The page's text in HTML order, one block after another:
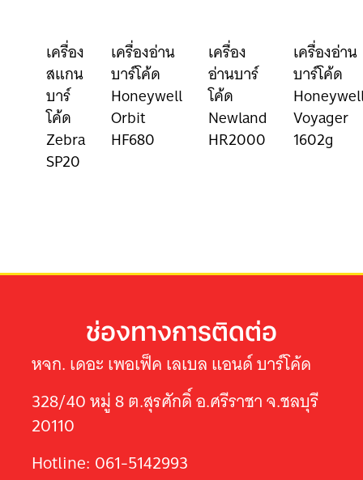
เครื่อง
สแกน
บาร์
โค้ด
Zebra
SP20
เครื่องอ่าน
บาร์โค้ด
Honeywell
Orbit
HF680
เครื่อง
อ่านบาร์
โค้ด
Newland
HR2000
เครื่องอ่าน
บาร์โค้ด
Voyager
1602g
ช่องทางการติดต่อ
หจก. เดอะ เพอเฟ็ค เลเบล แอนด์ บาร์โค้ด
328/40 หมู่ 8 ต.สุรศักดิ์ อ.ศรีราชา จ.ชลบุรี
20110
Hotline: 061-5142993